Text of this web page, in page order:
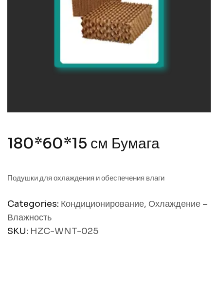
180*60*15 см Бумага
Подушки для охлаждения и обеспечения влаги
Categories: Кондиционирование, Охлаждение –
Влажность
SKU: HZC-WNT-025